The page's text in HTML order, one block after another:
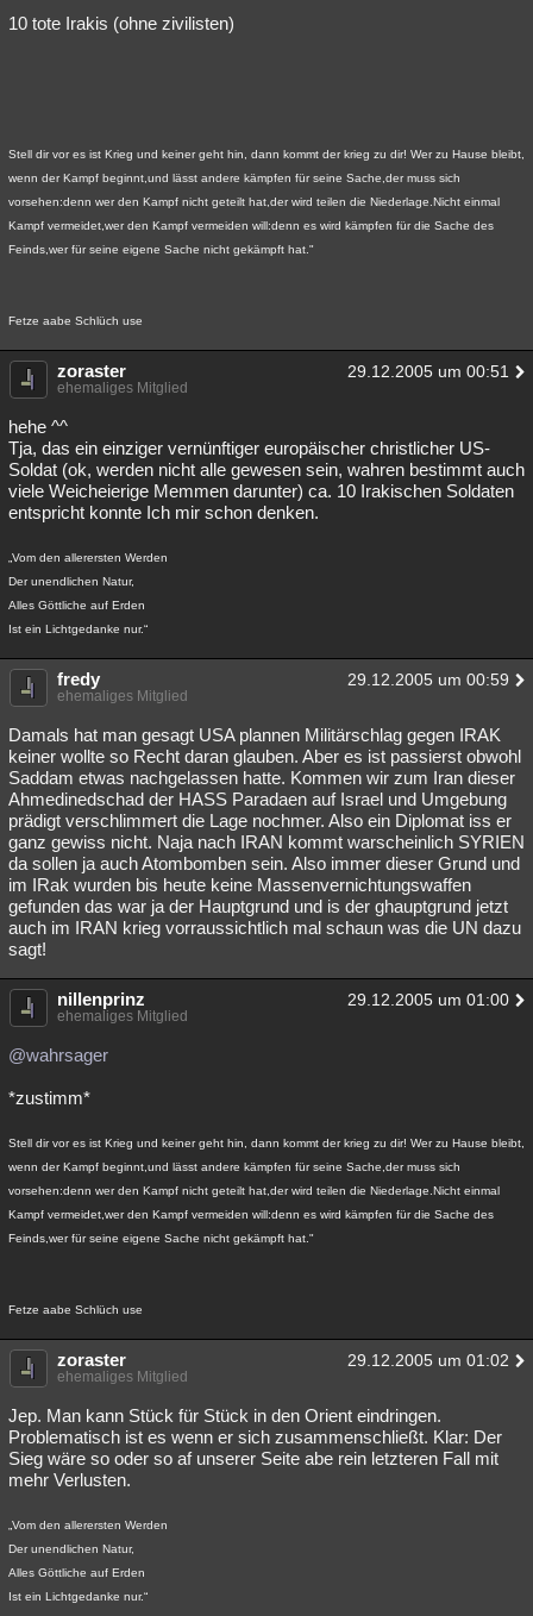
10 tote Irakis (ohne zivilisten)
Stell dir vor es ist Krieg und keiner geht hin, dann kommt der krieg zu dir! Wer zu Hause bleibt,
wenn der Kampf beginnt,und lässt andere kämpfen für seine Sache,der muss sich
vorsehen:denn wer den Kampf nicht geteilt hat,der wird teilen die Niederlage.Nicht einmal
Kampf vermeidet,wer den Kampf vermeiden will:denn es wird kämpfen für die Sache des
Feinds,wer für seine eigene Sache nicht gekämpft hat."
Fetze aabe Schlüch use
zoraster 29.12.2005 um 00:51
ehemaliges Mitglied
hehe ^^
Tja, das ein einziger vernünftiger europäischer christlicher US-
Soldat (ok, werden nicht alle gewesen sein, wahren bestimmt auch
viele Weicheierige Memmen darunter) ca. 10 Irakischen Soldaten
entspricht konnte Ich mir schon denken.
„Vom den allerersten Werden
Der unendlichen Natur,
Alles Göttliche auf Erden
Ist ein Lichtgedanke nur.“
fredy 29.12.2005 um 00:59
ehemaliges Mitglied
Damals hat man gesagt USA plannen Militärschlag gegen IRAK
keiner wollte so Recht daran glauben. Aber es ist passierst obwohl
Saddam etwas nachgelassen hatte. Kommen wir zum Iran dieser
Ahmedinedschad der HASS Paradaen auf Israel und Umgebung
prädigt verschlimmert die Lage nochmer. Also ein Diplomat iss er
ganz gewiss nicht. Naja nach IRAN kommt warscheinlich SYRIEN
da sollen ja auch Atombomben sein. Also immer dieser Grund und
im IRak wurden bis heute keine Massenvernichtungswaffen
gefunden das war ja der Hauptgrund und is der ghauptgrund jetzt
auch im IRAN krieg vorraussichtlich mal schaun was die UN dazu
sagt!
nillenprinz 29.12.2005 um 01:00
ehemaliges Mitglied
@wahrsager
*zustimm*
Stell dir vor es ist Krieg und keiner geht hin, dann kommt der krieg zu dir! Wer zu Hause bleibt,
wenn der Kampf beginnt,und lässt andere kämpfen für seine Sache,der muss sich
vorsehen:denn wer den Kampf nicht geteilt hat,der wird teilen die Niederlage.Nicht einmal
Kampf vermeidet,wer den Kampf vermeiden will:denn es wird kämpfen für die Sache des
Feinds,wer für seine eigene Sache nicht gekämpft hat."
Fetze aabe Schlüch use
zoraster 29.12.2005 um 01:02
ehemaliges Mitglied
Jep. Man kann Stück für Stück in den Orient eindringen.
Problematisch ist es wenn er sich zusammenschließt. Klar: Der
Sieg wäre so oder so af unserer Seite abe rein letzteren Fall mit
mehr Verlusten.
„Vom den allerersten Werden
Der unendlichen Natur,
Alles Göttliche auf Erden
Ist ein Lichtgedanke nur.“